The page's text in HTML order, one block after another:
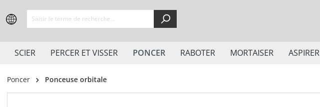
Zur Hauptnavigation springen
SCIER PERCER ET VISSER PONCER RABOTER MORTAISER ASPIRER
Poncer Ponceuse orbitale